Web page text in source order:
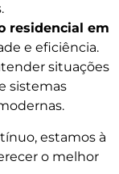
residencial em
e eficiência.
situações
sistemas
estamos à
o melhor